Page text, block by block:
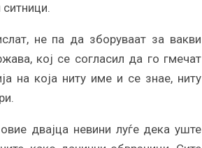
ситници.
не па да зборуваат за вакви
кој се согласил да го гмечат
на која ниту име и се знае, ниту
двајца невини луѓе дека уште